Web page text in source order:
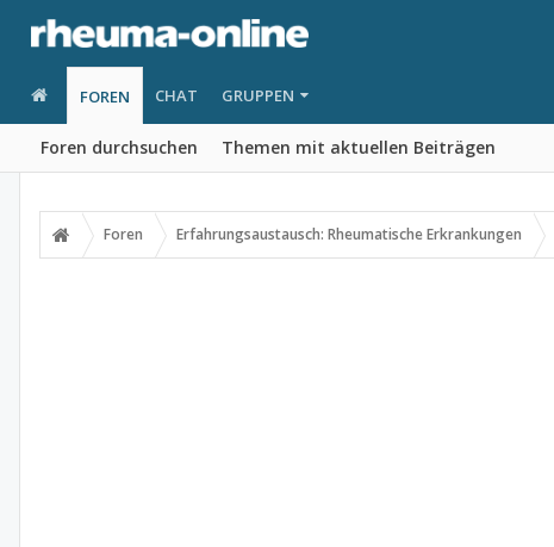
FOREN
Foren durchsuchen Themen mit aktuellen Beiträgen
CHAT GRUPPEN
Foren Erfahrungsaustausch: Rheumatische Erkrankungen